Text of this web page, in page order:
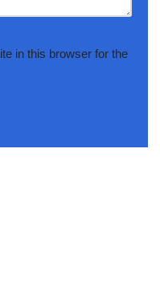
in this browser for the